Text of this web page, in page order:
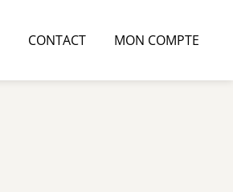
CONTACT MON COMPTE